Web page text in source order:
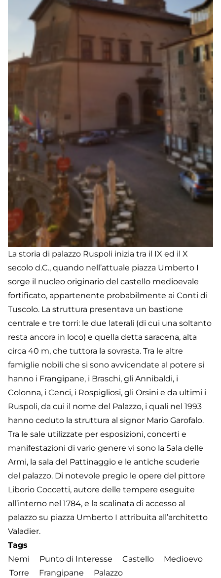
La storia di palazzo Ruspoli inizia tra il IX ed il X
secolo d.C., quando nell’attuale piazza Umberto I
sorge il nucleo originario del castello medioevale
fortificato, appartenente probabilmente ai Conti di
Tuscolo. La struttura presentava un bastione
centrale e tre torri: le due laterali (di cui una soltanto
resta ancora in loco) e quella detta saracena, alta
circa 40 m, che tuttora la sovrasta. Tra le altre
famiglie nobili che si sono avvicendate al potere si
hanno i Frangipane, i Braschi, gli Annibaldi, i
Colonna, i Cenci, i Rospigliosi, gli Orsini e da ultimi i
Ruspoli, da cui il nome del Palazzo, i quali nel 1993
hanno ceduto la struttura al signor Mario Garofalo.
Tra le sale utilizzate per esposizioni, concerti e
manifestazioni di vario genere vi sono la Sala delle
Armi, la sala del Pattinaggio e le antiche scuderie
del palazzo. Di notevole pregio le opere del pittore
Liborio Coccetti, autore delle tempere eseguite
all’interno nel 1784, e la scalinata di accesso al
palazzo su piazza Umberto I attribuita all’architetto
Valadier.
Tags
Nemi
Punto di Interesse Castello
Medioevo
Torre
Frangipane Palazzo